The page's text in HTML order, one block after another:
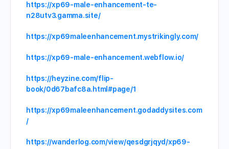
https://xp69-male-enhancement-te-
n28utv3.gamma.site/
https://xp69maleenhancement.mystrikingly.com/
https://xp69-male-enhancement.webflow.io/
https://heyzine.com/flip-
book/0d67bafc8a.html#page/1
https://xp69maleenhancement.godaddysites.com
/
https://wanderlog.com/view/qesdgrjqyd/xp69-